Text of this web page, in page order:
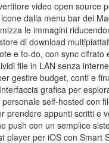
video open source
dalla menu bar del
le immagini
di download
e to-do, con sync cifrato
file in LAN senza
gestire budget, conti e
grafica per
self-hosted con
prendere appunti scritti e
push con un semplice
player per iOS con Smart